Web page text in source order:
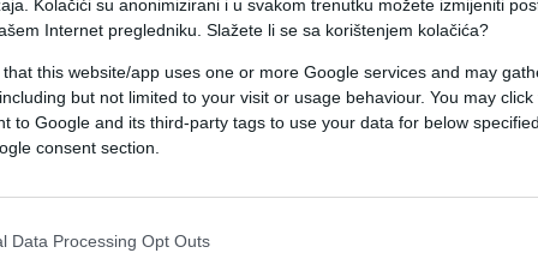
Kolačići su anonimizirani i u svakom trenutku možete izmijeniti
Internet pregledniku. Slažete li se sa korištenjem kolačića?
that this website/app uses one or more Google services and may
but not limited to your visit or usage behaviour. You may
to Google and its third-party tags to use your data for below
consent section.
Data Processing Opt Outs
odakle je u petak u Zagreb stigao njegov sin
doznaje da je proteklih dana u
mreže, stigla informacija da je Ivica Todorić
bila veliko iznenađenje budući da se tridesetak
tvrtke Agrokor AG.
da Todorić boravi u Londonu u jednoj od